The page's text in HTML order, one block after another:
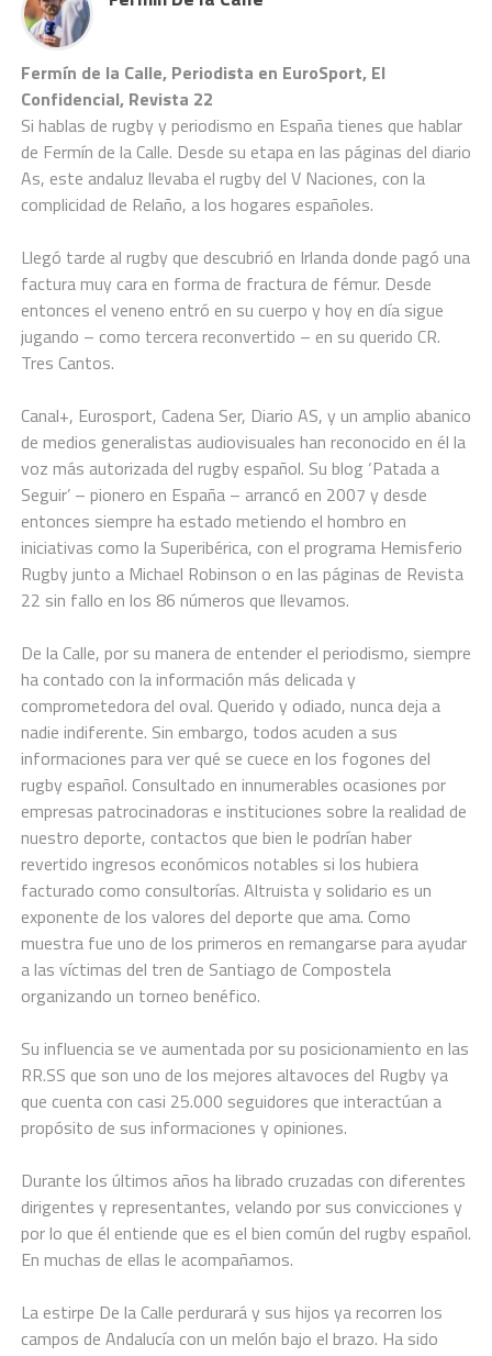
Fermín de la Calle, Periodista en EuroSport, El
Confidencial, Revista 22
Si hablas de rugby y periodismo en España tienes que hablar
de Fermín de la Calle. Desde su etapa en las páginas del diario
As, este andaluz llevaba el rugby del V Naciones, con la
complicidad de Relaño, a los hogares españoles.
Llegó tarde al rugby que descubrió en Irlanda donde pagó una
factura muy cara en forma de fractura de fémur. Desde
entonces el veneno entró en su cuerpo y hoy en día sigue
jugando – como tercera reconvertido – en su querido CR.
Tres Cantos.
Canal+, Eurosport, Cadena Ser, Diario AS, y un amplio abanico
de medios generalistas audiovisuales han reconocido en él la
voz más autorizada del rugby español. Su blog ‘Patada a
Seguir’ – pionero en España – arrancó en 2007 y desde
entonces siempre ha estado metiendo el hombro en
iniciativas como la Superibérica, con el programa Hemisferio
Rugby junto a Michael Robinson o en las páginas de Revista
22 sin fallo en los 86 números que llevamos.
De la Calle, por su manera de entender el periodismo, siempre
ha contado con la información más delicada y
comprometedora del oval. Querido y odiado, nunca deja a
nadie indiferente. Sin embargo, todos acuden a sus
informaciones para ver qué se cuece en los fogones del
rugby español. Consultado en innumerables ocasiones por
empresas patrocinadoras e instituciones sobre la realidad de
nuestro deporte, contactos que bien le podrían haber
revertido ingresos económicos notables si los hubiera
facturado como consultorías. Altruista y solidario es un
exponente de los valores del deporte que ama. Como
muestra fue uno de los primeros en remangarse para ayudar
a las víctimas del tren de Santiago de Compostela
organizando un torneo benéfico.
Su influencia se ve aumentada por su posicionamiento en las
RR.SS que son uno de los mejores altavoces del Rugby ya
que cuenta con casi 25.000 seguidores que interactúan a
propósito de sus informaciones y opiniones.
Durante los últimos años ha librado cruzadas con diferentes
dirigentes y representantes, velando por sus convicciones y
por lo que él entiende que es el bien común del rugby español.
En muchas de ellas le acompañamos.
La estirpe De la Calle perdurará y sus hijos ya recorren los
campos de Andalucía con un melón bajo el brazo. Ha sido